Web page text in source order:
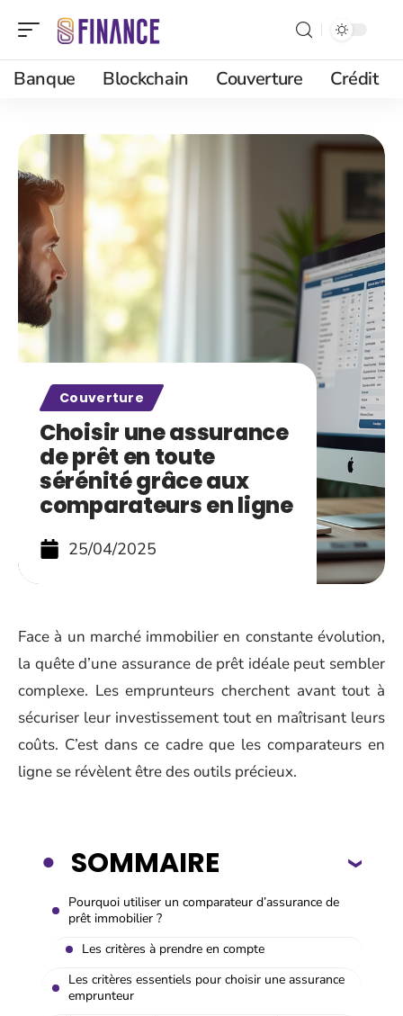
Banque Blockchain Couverture Crédit
Couverture
Choisir une assurance
de prêt en toute
sérénité grâce aux
comparateurs en ligne
25/04/2025
Face à un marché immobilier en constante évolution,
la quête d’une assurance de prêt idéale peut sembler
complexe. Les emprunteurs cherchent avant tout à
sécuriser leur investissement tout en maîtrisant leurs
coûts. C’est dans ce cadre que les comparateurs en
ligne se révèlent être des outils précieux.
SOMMAIRE
Pourquoi utiliser un comparateur d’assurance de
prêt immobilier ?
Les critères à prendre en compte
Les critères essentiels pour choisir une assurance
emprunteur